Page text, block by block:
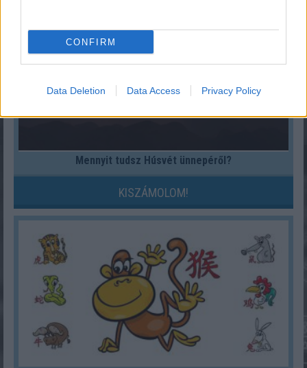
CONFIRM
Data Deletion Data Access Privacy Policy
Mennyit tudsz Húsvét ünnepéről?
KISZÁMOLOM!